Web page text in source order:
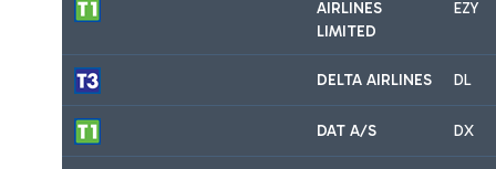
AIRLINES
LIMITED
EZY
DELTA AIRLINES DL
DAT A/S DX